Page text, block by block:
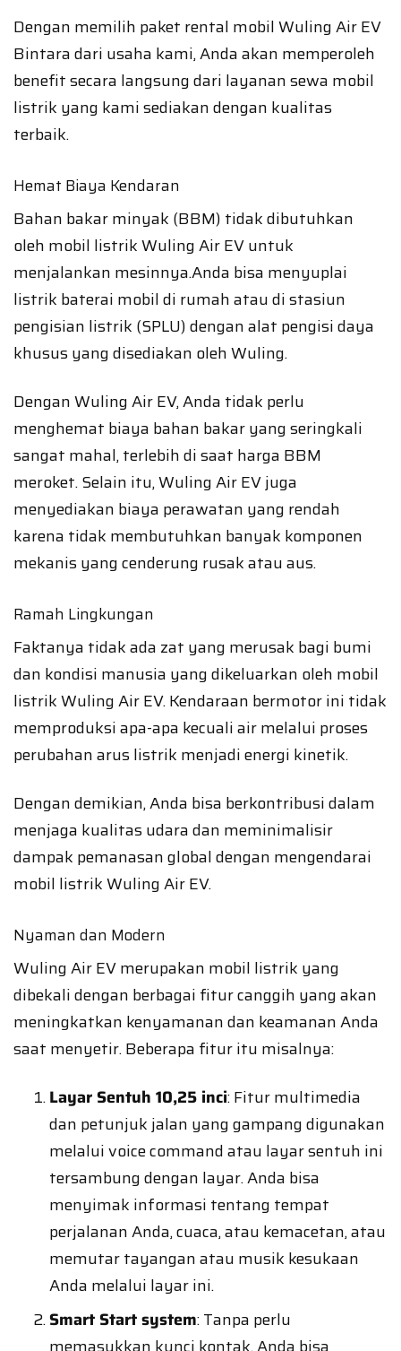
Dengan memilih paket rental mobil Wuling Air EV
Bintara dari usaha kami, Anda akan memperoleh
benefit secara langsung dari layanan sewa mobil
listrik yang kami sediakan dengan kualitas
terbaik.
Hemat Biaya Kendaran
Bahan bakar minyak (BBM) tidak dibutuhkan
oleh mobil listrik Wuling Air EV untuk
menjalankan mesinnya.Anda bisa menyuplai
listrik baterai mobil di rumah atau di stasiun
pengisian listrik (SPLU) dengan alat pengisi daya
khusus yang disediakan oleh Wuling.
Dengan Wuling Air EV, Anda tidak perlu
menghemat biaya bahan bakar yang seringkali
sangat mahal, terlebih di saat harga BBM
meroket. Selain itu, Wuling Air EV juga
menyediakan biaya perawatan yang rendah
karena tidak membutuhkan banyak komponen
mekanis yang cenderung rusak atau aus.
Ramah Lingkungan
Faktanya tidak ada zat yang merusak bagi bumi
dan kondisi manusia yang dikeluarkan oleh mobil
listrik Wuling Air EV. Kendaraan bermotor ini tidak
memproduksi apa-apa kecuali air melalui proses
perubahan arus listrik menjadi energi kinetik.
Dengan demikian, Anda bisa berkontribusi dalam
menjaga kualitas udara dan meminimalisir
dampak pemanasan global dengan mengendarai
mobil listrik Wuling Air EV.
Nyaman dan Modern
Wuling Air EV merupakan mobil listrik yang
dibekali dengan berbagai fitur canggih yang akan
meningkatkan kenyamanan dan keamanan Anda
saat menyetir. Beberapa fitur itu misalnya:
Layar Sentuh 10,25 inci: Fitur multimedia
dan petunjuk jalan yang gampang digunakan
melalui voice command atau layar sentuh ini
tersambung dengan layar. Anda bisa
menyimak informasi tentang tempat
perjalanan Anda, cuaca, atau kemacetan, atau
memutar tayangan atau musik kesukaan
Anda melalui layar ini.
Smart Start system: Tanpa perlu